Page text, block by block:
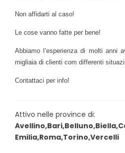
Non affidarti al caso!
Le cose vanno fatte per bene!
Abbiamo l’esperienza di molti anni
migliaia di clienti com differenti
Contattaci per info!
Attivo nelle province di:
Emilia,Roma,Torino,Vercelli